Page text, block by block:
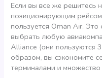
Если вы все же решитесь
позиционирующим
пользуется Oman Air. Это
выбрать любую
Alliance (они пользуются
образом, вы сэкономите
терминалами и